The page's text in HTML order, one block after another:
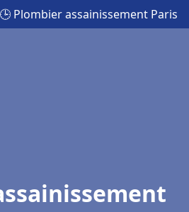
🕒 Plombier assainissement Paris